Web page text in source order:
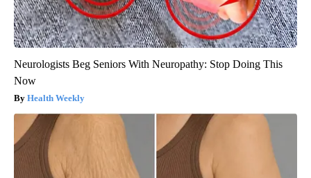
Neurologists Beg Seniors With Neuropathy: Stop Doing This
Now
Health Weekly